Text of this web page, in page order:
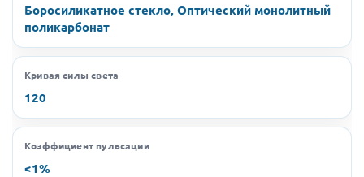
Боросиликатное стекло, Оптический монолитный
поликарбонат
Кривая силы света
120
Коэффициент пульсации
<1%